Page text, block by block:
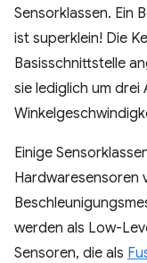
Sensorklassen. Ein
ist superklein! Die
Basisschnittstelle
sie lediglich um
Einige
Hardwaresensoren
werden als Low-
Sensoren, die als